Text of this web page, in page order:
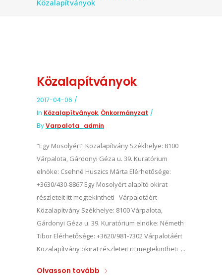
Közalapítványok
Közalapítványok
2017-04-06
In Közalapítványok, Önkormányzat
ByVarpalota_admin
“Egy Mosolyért” Közalapítvány Székhelye: 8100
Várpalota, Gárdonyi Géza u. 39. Kuratórium
elnöke: Csehné Huszics Márta Elérhetősége:
+3630/430-8867 Egy Mosolyért alapító okirat
részleteit itt megtekintheti Várpalotáért
Közalapítvány Székhelye: 8100 Várpalota,
Gárdonyi Géza u. 39. Kuratórium elnöke: Németh
Tibor Elérhetősége: +3620/981-7302 Várpalotáért
Közalapítvány okirat részleteit itt megtekintheti ...
Olvasson tovább